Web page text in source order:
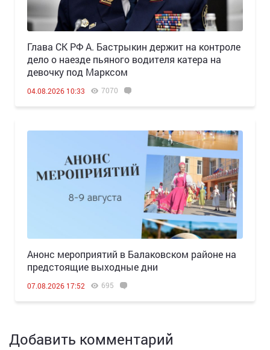
Глава СК РФ А. Бастрыкин держит на контроле
дело о наезде пьяного водителя катера на
девочку под Марксом
04.08.2026 10:33 7070
Анонс мероприятий в Балаковском районе на
предстоящие выходные дни
07.08.2026 17:52 695
Добавить комментарий